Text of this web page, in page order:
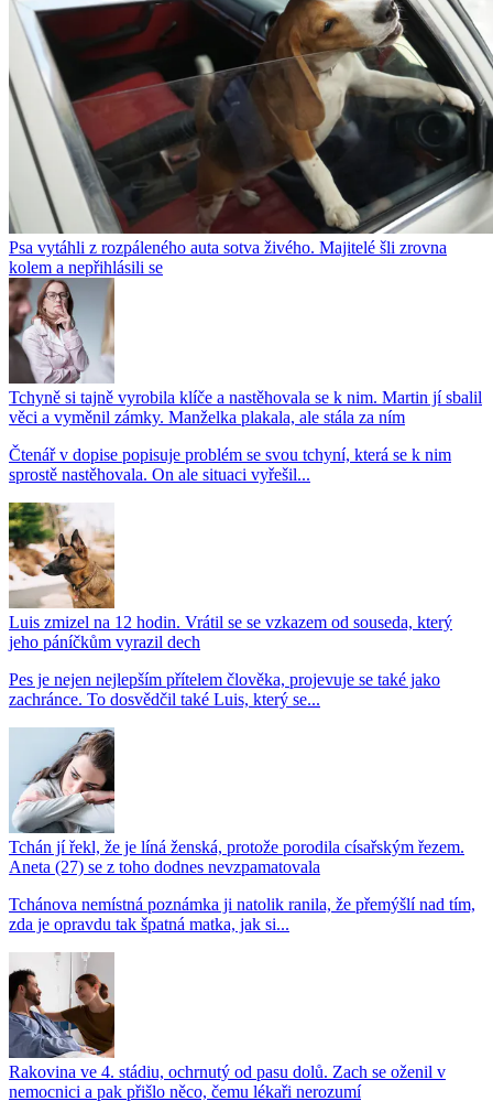
Psa vytáhli z rozpáleného auta sotva živého. Majitelé šli zrovna
kolem a nepřihlásili se
Tchyně si tajně vyrobila klíče a nastěhovala se k nim. Martin jí sbalil
věci a vyměnil zámky. Manželka plakala, ale stála za ním
Čtenář v dopise popisuje problém se svou tchyní, která se k nim
sprostě nastěhovala. On ale situaci vyřešil...
Luis zmizel na 12 hodin. Vrátil se se vzkazem od souseda, který
jeho páníčkům vyrazil dech
Pes je nejen nejlepším přítelem člověka, projevuje se také jako
zachránce. To dosvědčil také Luis, který se...
Tchán jí řekl, že je líná ženská, protože porodila císařským řezem.
Aneta (27) se z toho dodnes nevzpamatovala
Tchánova nemístná poznámka ji natolik ranila, že přemýšlí nad tím,
zda je opravdu tak špatná matka, jak si...
Rakovina ve 4. stádiu, ochrnutý od pasu dolů. Zach se oženil v
nemocnici a pak přišlo něco, čemu lékaři nerozumí